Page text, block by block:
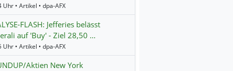
Uhr • Artikel • dpa-AFX
FLASH: Jefferies belässt
auf 'Buy' - Ziel 28,50 …
Uhr • Artikel • dpa-AFX
Aktien New York